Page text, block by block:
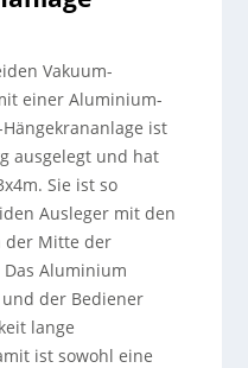
Vakuum-
einer Aluminium-
ist
ausgelegt und hat
Sie ist so
Ausleger mit den
der Mitte der
Aluminium
der Bediener
lange
ist sowohl eine